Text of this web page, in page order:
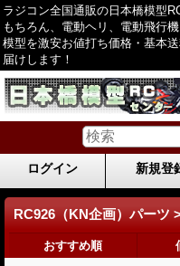
ラジコン全国通販の日本橋模型
もちろん、電動ヘリ、電動飛行
模型を激安お値打ち価格・基本
届けします！
ログイン 新規登
RC926（KN企画）パーツ
おすすめ順